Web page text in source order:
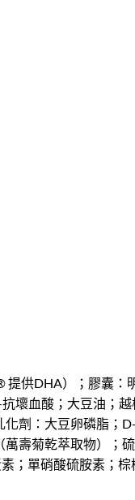
供DHA）；膠囊：
壞血酸；大豆油；
劑：大豆卵磷脂；
壽菊乾萃取物）；
；單硝酸硫胺素；棕